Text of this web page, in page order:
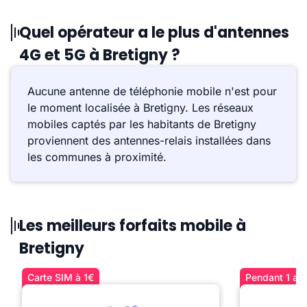
Quel opérateur a le plus d'antennes
4G et 5G à Bretigny ?
Aucune antenne de téléphonie mobile n'est pour
le moment localisée à Bretigny. Les réseaux
mobiles captés par les habitants de Bretigny
proviennent des antennes-relais installées dans
les communes à proximité.
Les meilleurs forfaits mobile à
Bretigny
Carte SIM à 1€ Pendant 1